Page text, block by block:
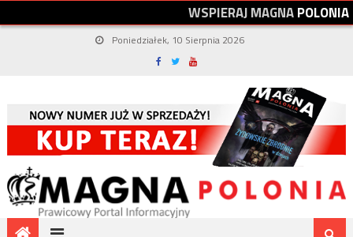
WSPIERAJMAGNAPOLONIA
Poniedziałek, 10 Sierpnia 2026